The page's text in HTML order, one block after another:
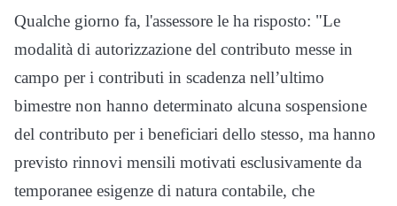
Qualche giorno fa, l'assessore le ha risposto: "Le
modalità di autorizzazione del contributo messe in
campo per i contributi in scadenza nell’ultimo
bimestre non hanno determinato alcuna sospensione
del contributo per i beneficiari dello stesso, ma hanno
previsto rinnovi mensili motivati esclusivamente da
temporanee esigenze di natura contabile, che